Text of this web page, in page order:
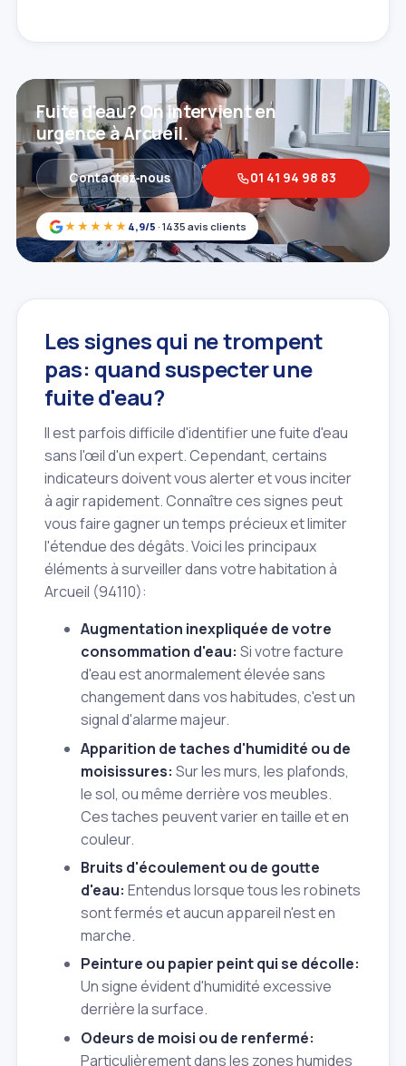
★★★★★ 4,9/5 · 1435 avis clients
Fuite d'eau? On intervient en
urgence à Arcueil.
Contactez‑nous 01 41 94 98 83
Les signes qui ne trompent
pas: quand suspecter une
fuite d'eau?
Il est parfois difficile d'identifier une fuite d'eau
sans l'œil d'un expert. Cependant, certains
indicateurs doivent vous alerter et vous inciter
à agir rapidement. Connaître ces signes peut
vous faire gagner un temps précieux et limiter
l'étendue des dégâts. Voici les principaux
éléments à surveiller dans votre habitation à
Arcueil (94110):
Augmentation inexpliquée de votre
consommation d'eau: Si votre facture
d'eau est anormalement élevée sans
changement dans vos habitudes, c'est un
signal d'alarme majeur.
Apparition de taches d'humidité ou de
moisissures: Sur les murs, les plafonds,
le sol, ou même derrière vos meubles.
Ces taches peuvent varier en taille et en
couleur.
Bruits d'écoulement ou de goutte
d'eau: Entendus lorsque tous les robinets
sont fermés et aucun appareil n'est en
marche.
Peinture ou papier peint qui se décolle:
Un signe évident d'humidité excessive
derrière la surface.
Odeurs de moisi ou de renfermé:
Particulièrement dans les zones humides